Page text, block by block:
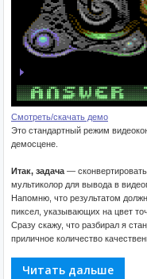
Смотреть/скачать демо
Это стандартный режим
демосцене.
Итак, задача —
мультиколор для вывода в
Напомню, что результатом
пиксел, указывающих на цвет
Сразу скажу, что разбирал я
приличное количество
Читать дальше